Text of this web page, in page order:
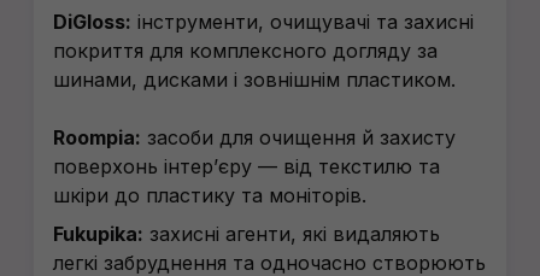
DiGloss: інструменти, очищувачі та захисні
покриття для комплексного догляду за
шинами, дисками і зовнішнім пластиком.
Roompia: засоби для очищення й захисту
поверхонь інтерʼєру — від текстилю та
шкіри до пластику та моніторів.
Fukupika: захисні агенти, які видаляють
легкі забруднення та одночасно створюють